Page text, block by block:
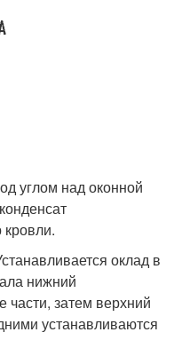
углом над оконной
кровли.
оклад в
нижний
затем верхний
устанавливаются